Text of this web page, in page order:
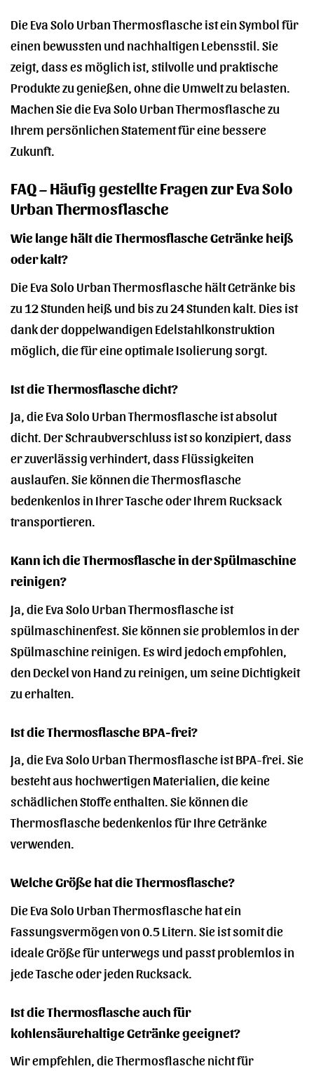
Die Eva Solo Urban Thermosflasche ist ein Symbol für
einen bewussten und nachhaltigen Lebensstil. Sie
zeigt, dass es möglich ist, stilvolle und praktische
Produkte zu genießen, ohne die Umwelt zu belasten.
Machen Sie die Eva Solo Urban Thermosflasche zu
Ihrem persönlichen Statement für eine bessere
Zukunft.
FAQ – Häufig gestellte Fragen zur Eva Solo
Urban Thermosflasche
Wie lange hält die Thermosflasche Getränke heiß
oder kalt?
Die Eva Solo Urban Thermosflasche hält Getränke bis
zu 12 Stunden heiß und bis zu 24 Stunden kalt. Dies ist
dank der doppelwandigen Edelstahlkonstruktion
möglich, die für eine optimale Isolierung sorgt.
Ist die Thermosflasche dicht?
Ja, die Eva Solo Urban Thermosflasche ist absolut
dicht. Der Schraubverschluss ist so konzipiert, dass
er zuverlässig verhindert, dass Flüssigkeiten
auslaufen. Sie können die Thermosflasche
bedenkenlos in Ihrer Tasche oder Ihrem Rucksack
transportieren.
Kann ich die Thermosflasche in der Spülmaschine
reinigen?
Ja, die Eva Solo Urban Thermosflasche ist
spülmaschinenfest. Sie können sie problemlos in der
Spülmaschine reinigen. Es wird jedoch empfohlen,
den Deckel von Hand zu reinigen, um seine Dichtigkeit
zu erhalten.
Ist die Thermosflasche BPA-frei?
Ja, die Eva Solo Urban Thermosflasche ist BPA-frei. Sie
besteht aus hochwertigen Materialien, die keine
schädlichen Stoffe enthalten. Sie können die
Thermosflasche bedenkenlos für Ihre Getränke
verwenden.
Welche Größe hat die Thermosflasche?
Die Eva Solo Urban Thermosflasche hat ein
Fassungsvermögen von 0.5 Litern. Sie ist somit die
ideale Größe für unterwegs und passt problemlos in
jede Tasche oder jeden Rucksack.
Ist die Thermosflasche auch für
kohlensäurehaltige Getränke geeignet?
Wir empfehlen, die Thermosflasche nicht für